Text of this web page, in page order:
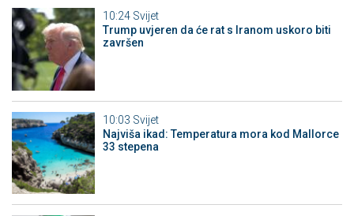
10:24 Svijet
Trump uvjeren da će rat s Iranom uskoro biti
završen
10:03 Svijet
Najviša ikad: Temperatura mora kod Mallorce
33 stepena